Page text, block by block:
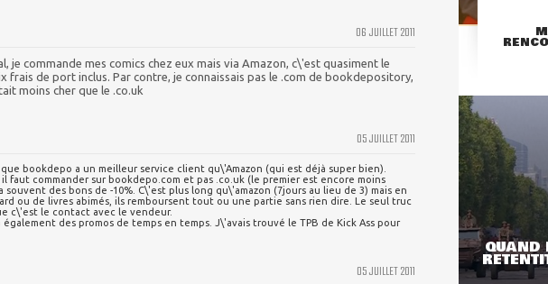
06 JUILLET 2011
je commande mes comics chez eux mais via Amazon, c\'est quasiment le
frais de port inclus. Par contre, je connaissais pas le .com de bookdepository,
moins cher que le .co.uk
05 JUILLET 2011
bookdepo a un meilleur service client qu\'Amazon (qui est déjà super bien).
il faut commander sur bookdepo.com et pas .co.uk (le premier est encore moins
souvent des bons de -10%. C\'est plus long qu\'amazon (7jours au lieu de 3) mais en
ou de livres abimés, ils remboursent tout ou une partie sans rien dire. Le seul truc
c\'est le contact avec le vendeur.
également des promos de temps en temps. J\'avais trouvé le TPB de Kick Ass pour
05 JUILLET 2011
QUAND